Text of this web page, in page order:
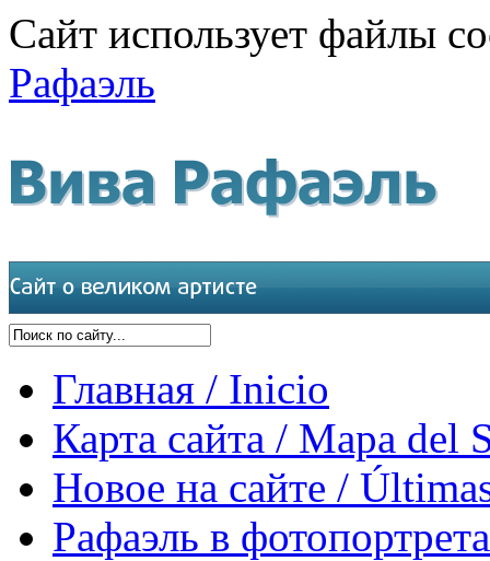
Сайт использует файлы
Рафаэль
Главная / Inicio
Карта сайта / Mapa del
Новое на сайте /
Рафаэль в